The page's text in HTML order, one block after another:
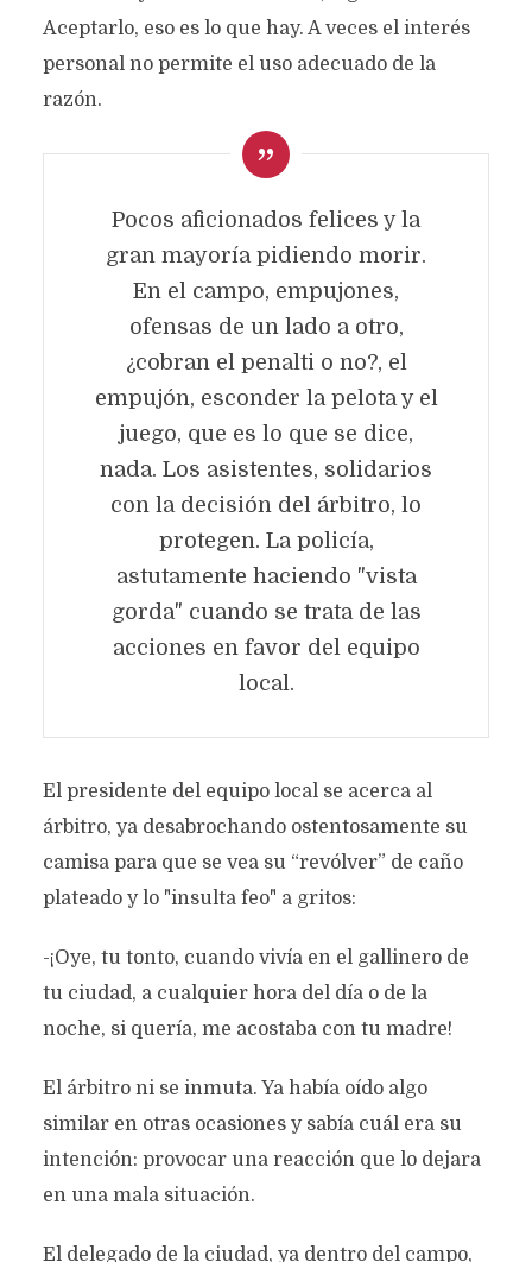
Aceptarlo, eso es lo que hay. A veces el interés
personal no permite el uso adecuado de la
razón.
Pocos aficionados felices y la
gran mayoría pidiendo morir.
En el campo, empujones,
ofensas de un lado a otro,
¿cobran el penalti o no?, el
empujón, esconder la pelota y el
juego, que es lo que se dice,
nada. Los asistentes, solidarios
con la decisión del árbitro, lo
protegen. La policía,
astutamente haciendo "vista
gorda" cuando se trata de las
acciones en favor del equipo
local.
El presidente del equipo local se acerca al
árbitro, ya desabrochando ostentosamente su
camisa para que se vea su “revólver” de caño
plateado y lo "insulta feo" a gritos:
-¡Oye, tu tonto, cuando vivía en el gallinero de
tu ciudad, a cualquier hora del día o de la
noche, si quería, me acostaba con tu madre!
El árbitro ni se inmuta. Ya había oído algo
similar en otras ocasiones y sabía cuál era su
intención: provocar una reacción que lo dejara
en una mala situación.
El delegado de la ciudad, ya dentro del campo,